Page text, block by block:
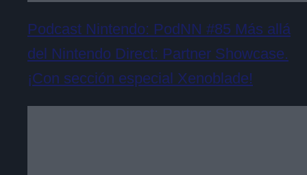
Podcast Nintendo: PodNN #85 Más allá
del Nintendo Direct: Partner Showcase.
¡Con sección especial Xenoblade!